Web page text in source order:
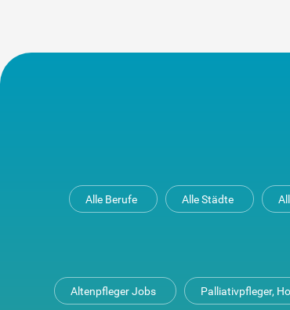
Alle Berufe Alle Städte
Altenpfleger Jobs Palliativpfleger,